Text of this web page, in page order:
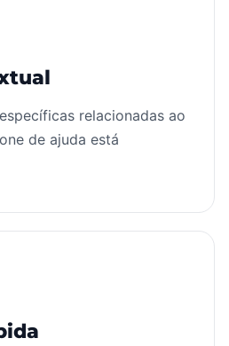
relacionadas ao
de ajuda está